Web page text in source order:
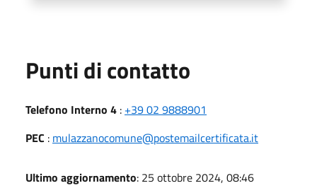
Punti di contatto
Telefono Interno 4 : +39 02 9888901
PEC : mulazzanocomune@postemailcertificata.it
Ultimo aggiornamento: 25 ottobre 2024, 08:46